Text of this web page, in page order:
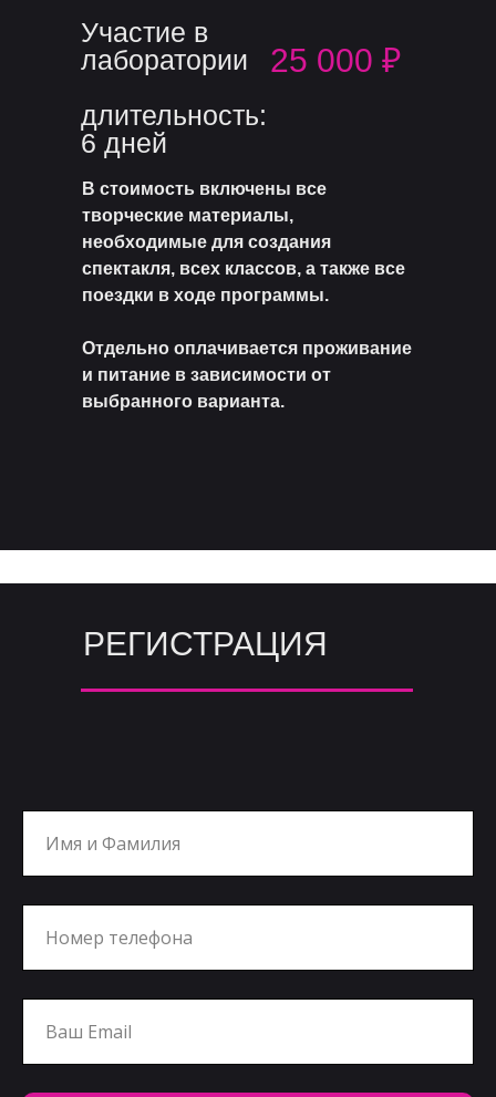
Участие в
лаборатории
длительность:
6 дней
25 000 ₽
В стоимость включены все
творческие материалы,
необходимые для создания
спектакля, всех классов, а также все
поездки в ходе программы.
Отдельно оплачивается проживание
и питание в зависимости от
выбранного варианта.
РЕГИСТРАЦИЯ